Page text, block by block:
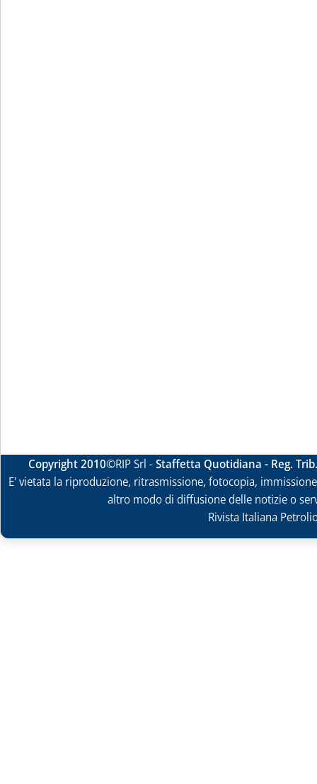
Copyright 2010©RIP Srl -Staffetta Quotidiana - Reg.
E' vietata la riproduzione, ritrasmissione, fotocopia,
altro modo di diffusione delle notizie o
Rivista Italiana